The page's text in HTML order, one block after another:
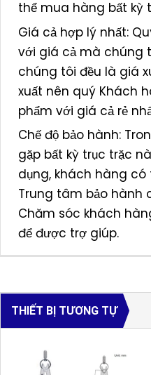
thể mua hàng bất kỳ
Giá cả hợp lý nhất:
với giá cả mà chúng
chúng tôi đều là giá
xuất nên quý Khách
phẩm với giá cả rẻ
Chế độ bảo hành:
gặp bất kỳ trục trặc
dụng, khách hàng có
Trung tâm bảo hành
Chăm sóc khách
để được trợ giúp.
THIẾT BỊ TƯƠNG TỰ